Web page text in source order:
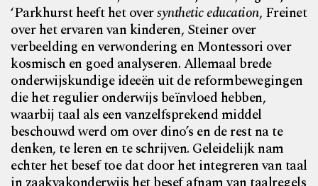
‘Parkhurst heeft het oversynthetic education, Freinet
over het ervaren van kinderen, Steiner over
verbeelding en verwondering en Montessori over
kosmisch en goed analyseren. Allemaal brede
onderwijskundige ideeën uit de reformbewegingen
die het regulier onderwijs beïnvloed hebben,
waarbij taal als een vanzelfsprekend middel
beschouwd werd om over dino’s en de rest na te
denken, te leren en te schrijven. Geleidelijk nam
echter het besef toe dat door het integreren van taal